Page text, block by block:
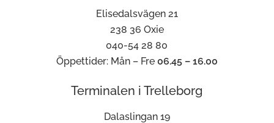
Elisedalsvägen 21
238 36 Oxie
040-54 28 80
Öppettider: Mån – Fre 06.45 – 16.00
Terminalen i Trelleborg
Dalaslingan 19